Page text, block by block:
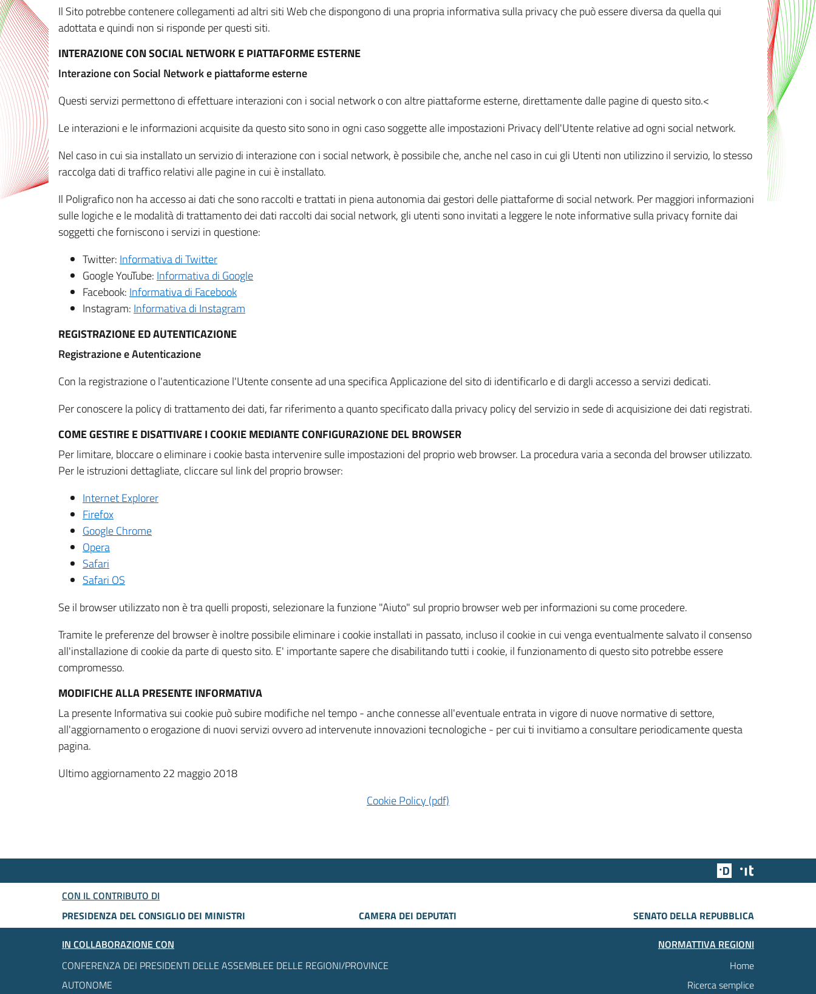
Il Sito potrebbe contenere collegamenti ad altri siti Web che dispongono di una propria informativa sulla privacy che può essere diversa da quella qui
adottata e quindi non si risponde per questi siti.
INTERAZIONE CON SOCIAL NETWORK E PIATTAFORME ESTERNE
Interazione con Social Network e piattaforme esterne
Questi servizi permettono di effettuare interazioni con i social network o con altre piattaforme esterne, direttamente dalle pagine di questo sito.<
Le interazioni e le informazioni acquisite da questo sito sono in ogni caso soggette alle impostazioni Privacy dell'Utente relative ad ogni social network.
Nel caso in cui sia installato un servizio di interazione con i social network, è possibile che, anche nel caso in cui gli Utenti non utilizzino il servizio, lo stesso
raccolga dati di traffico relativi alle pagine in cui è installato.
Il Poligrafico non ha accesso ai dati che sono raccolti e trattati in piena autonomia dai gestori delle piattaforme di social network. Per maggiori informazioni
sulle logiche e le modalità di trattamento dei dati raccolti dai social network, gli utenti sono invitati a leggere le note informative sulla privacy fornite dai
soggetti che forniscono i servizi in questione:
Twitter: Informativa di Twitter
Google YouTube: Informativa di Google
Facebook: Informativa di Facebook
Instagram: Informativa di Instagram
REGISTRAZIONE ED AUTENTICAZIONE
Registrazione e Autenticazione
Con la registrazione o l'autenticazione l'Utente consente ad una specifica Applicazione del sito di identificarlo e di dargli accesso a servizi dedicati.
Per conoscere la policy di trattamento dei dati, far riferimento a quanto specificato dalla privacy policy del servizio in sede di acquisizione dei dati registrati.
COME GESTIRE E DISATTIVARE I COOKIE MEDIANTE CONFIGURAZIONE DEL BROWSER
Per limitare, bloccare o eliminare i cookie basta intervenire sulle impostazioni del proprio web browser. La procedura varia a seconda del browser utilizzato.
Per le istruzioni dettagliate, cliccare sul link del proprio browser:
Internet Explorer
Firefox
Google Chrome
Opera
Safari
Safari OS
Se il browser utilizzato non è tra quelli proposti, selezionare la funzione "Aiuto" sul proprio browser web per informazioni su come procedere.
Tramite le preferenze del browser è inoltre possibile eliminare i cookie installati in passato, incluso il cookie in cui venga eventualmente salvato il consenso
all'installazione di cookie da parte di questo sito. E' importante sapere che disabilitando tutti i cookie, il funzionamento di questo sito potrebbe essere
compromesso.
MODIFICHE ALLA PRESENTE INFORMATIVA
La presente Informativa sui cookie può subire modifiche nel tempo - anche connesse all'eventuale entrata in vigore di nuove normative di settore,
all'aggiornamento o erogazione di nuovi servizi ovvero ad intervenute innovazioni tecnologiche - per cui ti invitiamo a consultare periodicamente questa
pagina.
Ultimo aggiornamento 22 maggio 2018
Cookie Policy (pdf)
Team Digitale
CON IL CONTRIBUTO DI
PRESIDENZA DEL CONSIGLIO DEI MINISTRI
CAMERA DEI DEPUTATI
SENATO DELLA REPUBBLICA
IN COLLABORAZIONE CON
CONFERENZA DEI PRESIDENTI DELLE ASSEMBLEE DELLE REGIONI/PROVINCE
AUTONOME
NORMATTIVA REGIONI
Home
Ricerca semplice